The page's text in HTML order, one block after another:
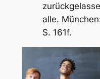
alle.
S. 161f.